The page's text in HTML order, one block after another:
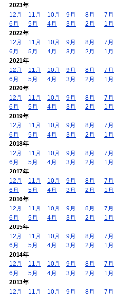
2023年
12月
11月 10月 9月 8月
7月
6月
5月 4月 3月 2月
1月
2022年
12月
11月 10月 9月 8月
7月
6月
5月 4月 3月 2月
1月
2021年
12月
11月 10月 9月 8月
7月
6月
5月 4月 3月 2月
1月
2020年
12月
11月 10月 9月 8月
7月
6月
5月 4月 3月 2月
1月
2019年
12月
11月 10月 9月 8月
7月
6月
5月 4月 3月 2月
1月
2018年
12月
11月 10月 9月 8月
7月
6月
5月 4月 3月 2月
1月
2017年
12月
11月 10月 9月 8月
7月
6月
5月 4月 3月 2月
1月
2016年
12月
11月 10月 9月 8月
7月
6月
5月 4月 3月 2月
1月
2015年
12月
11月 10月 9月 8月
7月
6月
5月 4月 3月 2月
1月
2014年
12月
11月 10月 9月 8月
7月
6月
5月 4月 3月 2月
1月
2013年
12月
11月 10月 9月 8月 7月